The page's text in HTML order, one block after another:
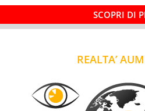
SCOPRI DI
REALTA’